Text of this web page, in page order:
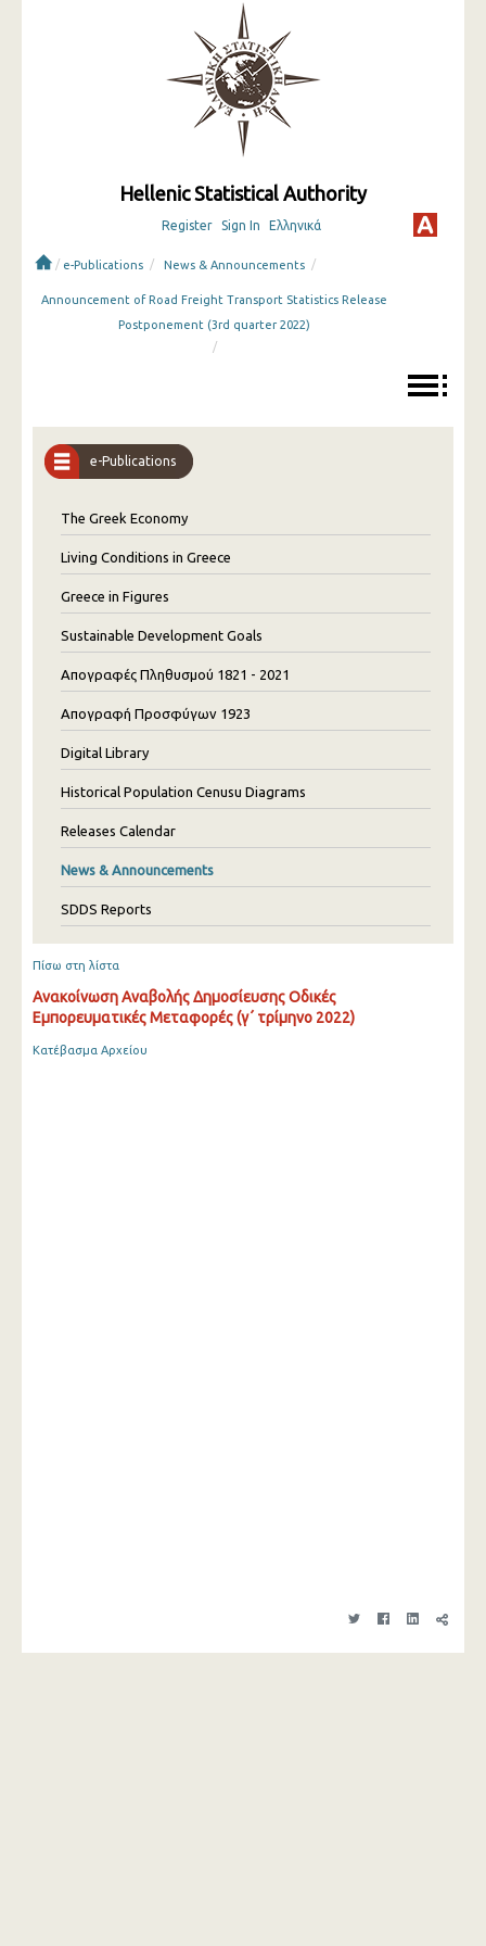
Hellenic Statistical Authority
Register Sign In Ελληνικά
/ e-Publications / News & Announcements /
Αnnouncement of Road Freight Transport Statistics Release
Postponement (3rd quarter 2022)
/
e-Publications
The Greek Economy
Living Conditions in Greece
Greece in Figures
Sustainable Development Goals
Απογραφές Πληθυσμού 1821 - 2021
Απογραφή Προσφύγων 1923
Digital Library
Historical Population Cenusu Diagrams
Releases Calendar
News & Announcements
SDDS Reports
Πίσω στη λίστα
Ανακοίνωση Αναβολής Δημοσίευσης Οδικές
Εμπορευματικές Μεταφορές (γ΄ τρίμηνο 2022)
Κατέβασμα Αρχείου